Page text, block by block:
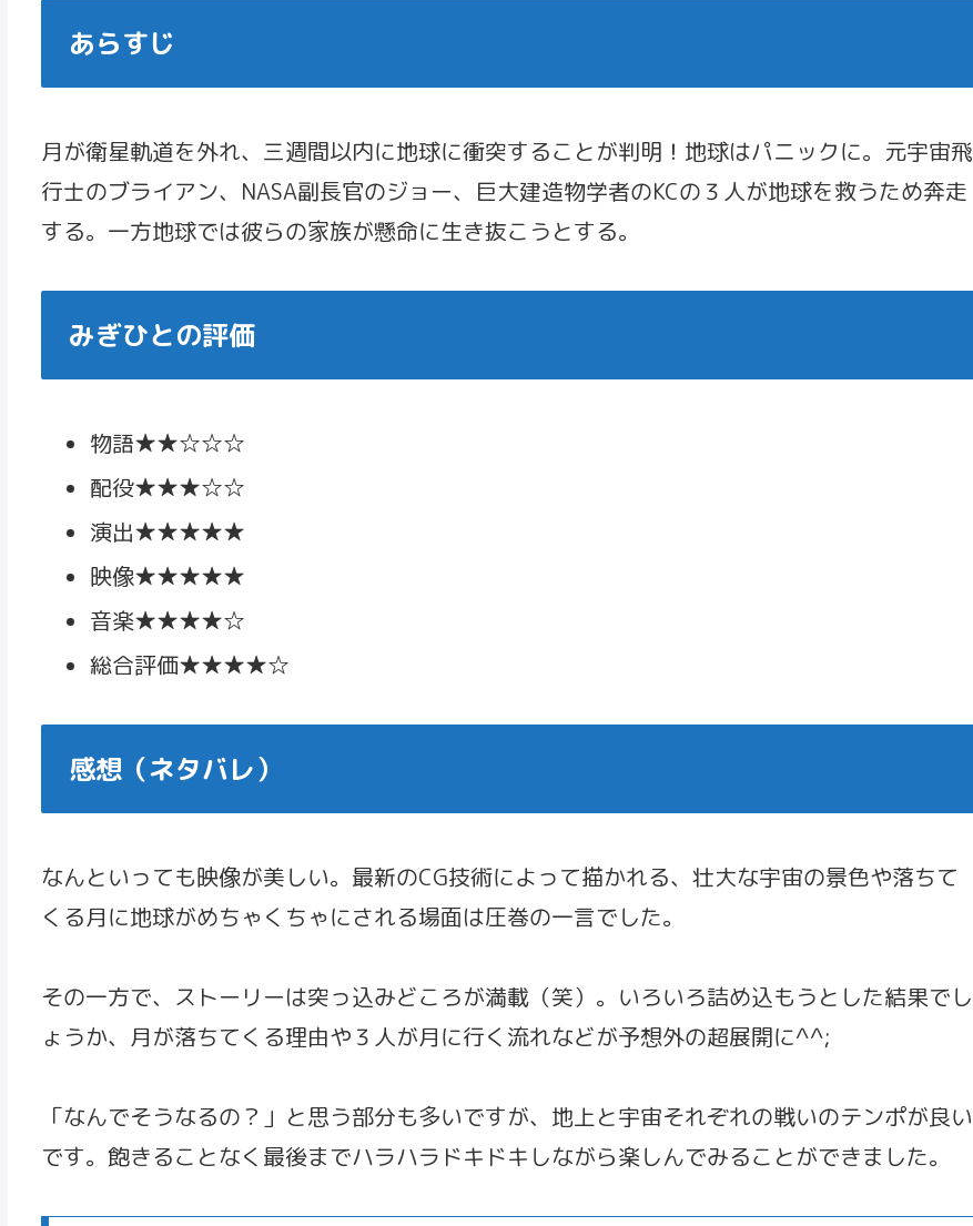
あらすじ
月が衛星軌道を外れ、三週間以内に地球に衝突することが判明！地球はパニックに。元宇宙飛
行士のブライアン、NASA副長官のジョー、巨大建造物学者のKCの３人が地球を救うため奔走
する。一方地球では彼らの家族が懸命に生き抜こうとする。
みぎひとの評価
物語★★☆☆☆
配役★★★☆☆
演出★★★★★
映像★★★★★
音楽★★★★☆
総合評価★★★★☆
感想（ネタバレ）
なんといっても映像が美しい。最新のCG技術によって描かれる、壮大な宇宙の景色や落ちて
くる月に地球がめちゃくちゃにされる場面は圧巻の一言でした。
その一方で、ストーリーは突っ込みどころが満載（笑）。いろいろ詰め込もうとした結果でし
ょうか、月が落ちてくる理由や３人が月に行く流れなどが予想外の超展開に^^;
「なんでそうなるの？」と思う部分も多いですが、地上と宇宙それぞれの戦いのテンポが良い
です。飽きることなく最後までハラハラドキドキしながら楽しんでみることができました。